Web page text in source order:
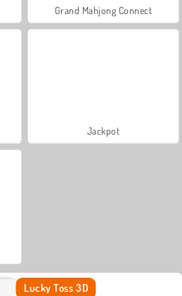
Grand Mahjong Connect
Jackpot
Lucky Toss 3D